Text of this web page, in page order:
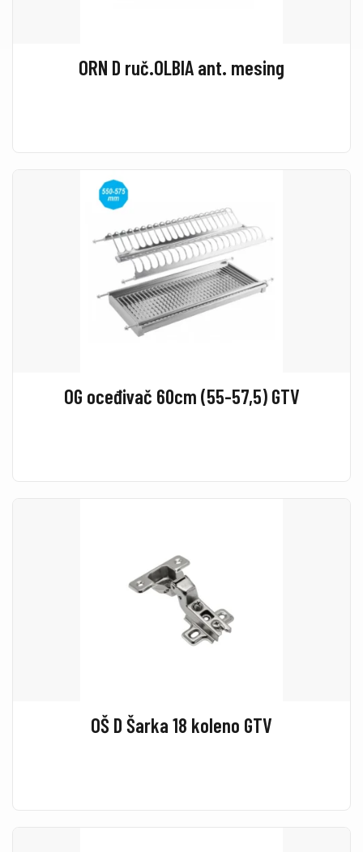
ORN D ruč.OLBIA ant. mesing
OG oceđivač 60cm (55-57,5) GTV
OŠ D Šarka 18 koleno GTV